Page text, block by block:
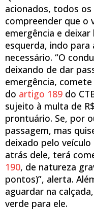
acionados, todos
compreender que o
emergência e
esquerda, indo para
necessário. “O
deixando de dar
emergência,
do artigo 189 do
sujeito à multa de
prontuário. Se, por
passagem, mas
deixado pelo
atrás dele, terá
190, de natureza
pontos)”, alerta.
aguardar na
verde para ele.